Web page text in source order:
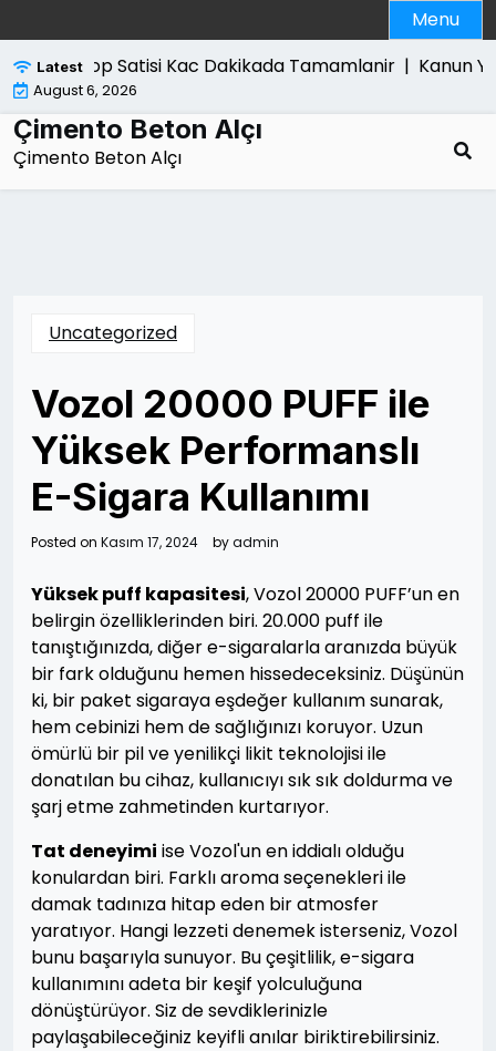
to
content
Menu
Latest
Laptop Satisi Kac Dakikada Tamamlanir |Kanun
August 6, 2026
Çimento Beton Alçı
Çimento Beton Alçı
Uncategorized
Vozol 20000 PUFF ile
Yüksek Performanslı
E-Sigara Kullanımı
Posted on Kasım 17, 2024 byadmin
Yüksek puff kapasitesi, Vozol 20000 PUFF’un en
belirgin özelliklerinden biri. 20.000 puff ile
tanıştığınızda, diğer e-sigaralarla aranızda büyük
bir fark olduğunu hemen hissedeceksiniz. Düşünün
ki, bir paket sigaraya eşdeğer kullanım sunarak,
hem cebinizi hem de sağlığınızı koruyor. Uzun
ömürlü bir pil ve yenilikçi likit teknolojisi ile
donatılan bu cihaz, kullanıcıyı sık sık doldurma ve
şarj etme zahmetinden kurtarıyor.
Tat deneyimi ise Vozol'un en iddialı olduğu
konulardan biri. Farklı aroma seçenekleri ile
damak tadınıza hitap eden bir atmosfer
yaratıyor. Hangi lezzeti denemek isterseniz, Vozol
bunu başarıyla sunuyor. Bu çeşitlilik, e-sigara
kullanımını adeta bir keşif yolculuğuna
dönüştürüyor. Siz de sevdiklerinizle
paylaşabileceğiniz keyifli anılar biriktirebilirsiniz.